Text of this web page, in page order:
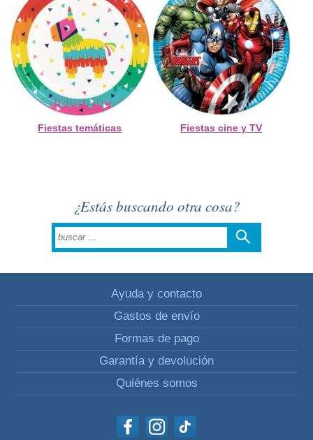
Fiestas temáticas Fiestas cine y TV
¿Estás buscando otra cosa?
Ayuda y contacto
Gastos de envío
Formas de pago
Garantía y devolución
Quiénes somos